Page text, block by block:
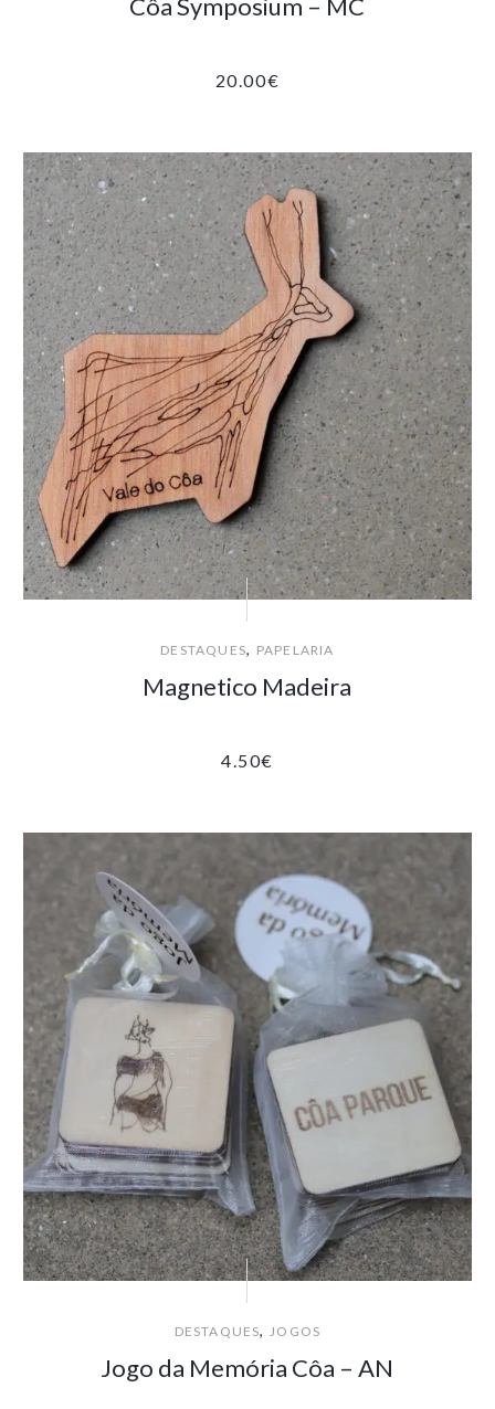
20.00€
DESTAQUES, PAPELARIA
Magnetico Madeira
4.50€
DESTAQUES, JOGOS
Jogo da Memória Côa – AN